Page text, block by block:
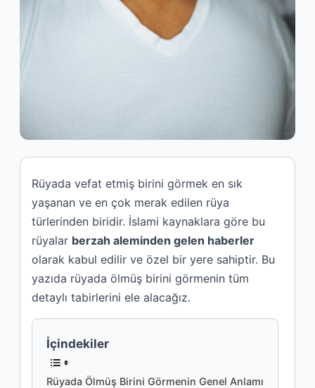
Rüyada vefat etmiş birini görmek en sık
yaşanan ve en çok merak edilen rüya
türlerinden biridir. İslami kaynaklara göre bu
rüyalar berzah aleminden gelen haberler
olarak kabul edilir ve özel bir yere sahiptir. Bu
yazıda rüyada ölmüş birini görmenin tüm
detaylı tabirlerini ele alacağız.
İçindekiler
Rüyada Ölmüş Birini Görmenin Genel Anlamı